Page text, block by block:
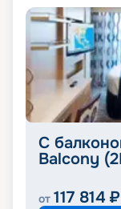
С
Balcony
от 117 814 ₽